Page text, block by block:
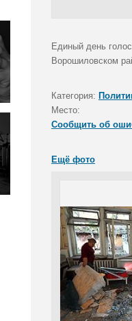
Единый день
Ворошиловском
Категория:
Место:
Сообщить об
Ещё фото